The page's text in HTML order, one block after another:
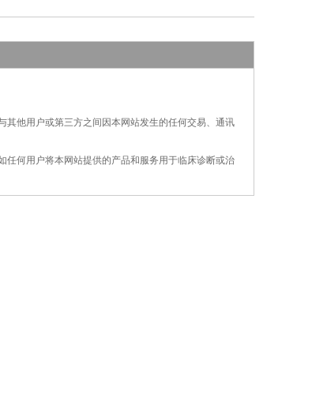
其他用户或第三方之间因本网站发生的任何交易、通讯
任何用户将本网站提供的产品和服务用于临床诊断或治